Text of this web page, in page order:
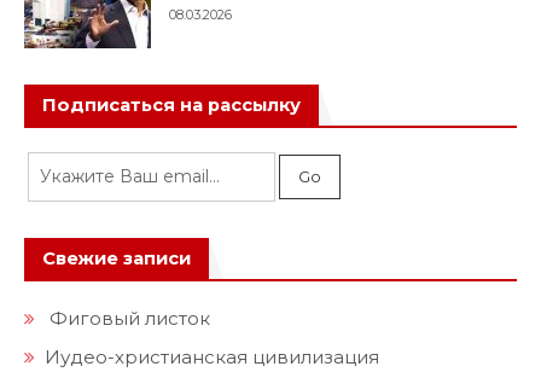
08.03.2026
Подписаться на рассылку
Свежие записи
Фиговый листок
Иудео-христианская цивилизация